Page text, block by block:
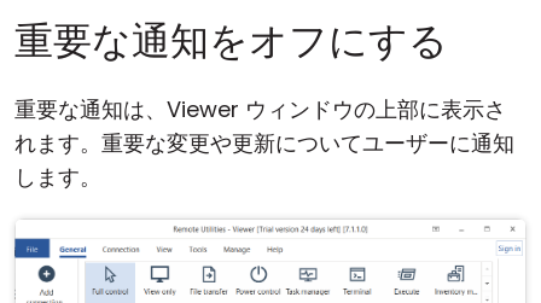
重要な通知をオフにする
重要な通知は、Viewer ウィンドウの上部に表示さ
れます。重要な変更や更新についてユーザーに通知
します。